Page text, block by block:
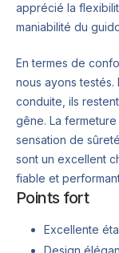
apprécié la
maniabilité du
En termes de
nous ayons
conduite, ils
gêne. La
sensation de
sont un excellent
fiable et
Points fort
Excellente